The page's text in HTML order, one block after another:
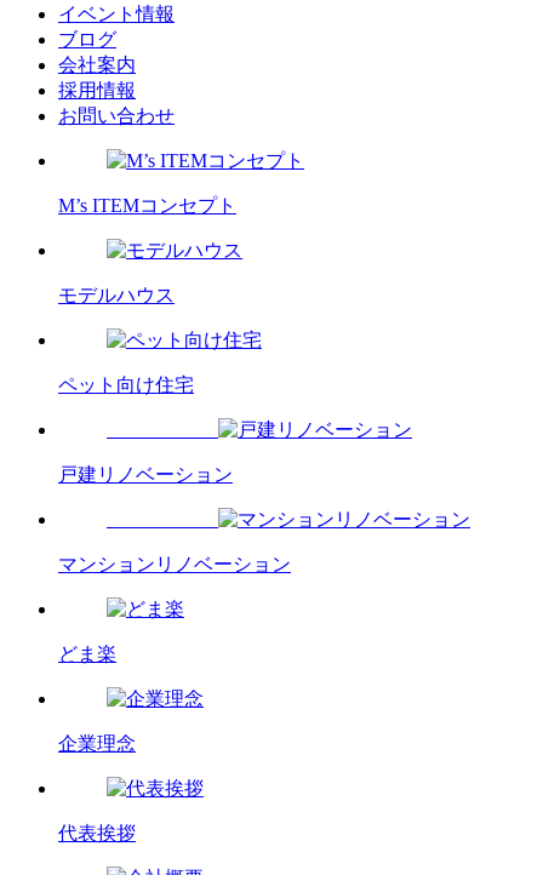
イベント情報
ブログ
会社案内
採用情報
お問い合わせ
M’s ITEMコンセプト
モデルハウス
ペット向け住宅
戸建リノベーション
マンションリノベーション
どま楽
企業理念
代表挨拶